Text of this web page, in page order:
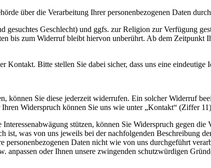
über die Verarbeitung Ihrer personenbezogenen Daten
gesuchtes Geschlecht) und ggfs. zur Religion zur Verfügung
bis zum Widerruf bleibt hiervon unberührt. Ab dem Zeitpunkt
Kontakt. Bitte stellen Sie dabei sicher, dass uns eine
können Sie diese jederzeit widerrufen. Ein solcher Widerruf
Widerspruch können Sie uns wie unter „Kontakt“ (Ziffer
stützen, können Sie Widerspruch gegen
ist, was von uns jeweils bei der nachfolgenden Beschreibung
Daten nicht wie von uns durchgeführt
anpassen oder Ihnen unsere zwingenden schutzwürdigen